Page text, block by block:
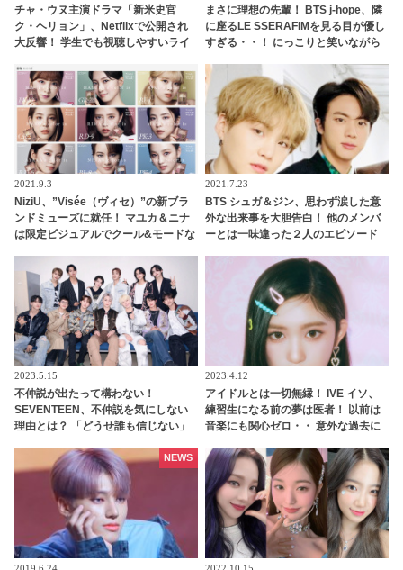
チャ・ウヌ主演ドラマ「新米史官
ク・ヘリョン」、Netflixで公開され
大反響！ 学生でも視聴しやすいライ
あり]
まさに理想の先輩！ BTS j-hope、隣
に座るLE SSERAFIMを見る目が優し
すぎる・・！ にっこりと笑いながら
現れた行動に胸キュン
2021.9.3
NiziU、”Visée（ヴィセ）”の新ブラ
ンドミューズに就任！ マユカ＆ニナ
は限定ビジュアルでクール&モードな
2021.7.23
BTS シュガ＆ジン、思わず涙した意
外な出来事を大胆告白！ 他のメンバ
ーとは一味違った２人のエピソード
しな２人の息ピッタリな回答にほっ
2023.5.15
不仲説が出たって構わない！
SEVENTEEN、不仲説を気にしない
理由とは？ 「どうせ誰も信じない」
ァン感動
2023.4.12
アイドルとは一切無縁！ IVE イソ、
練習生になる前の夢は医者！ 以前は
音楽にも関心ゼロ・・ 意外な過去に
NEWS